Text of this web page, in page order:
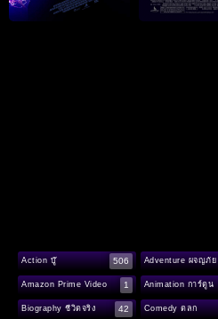
Action บู๊ 506 Adventure ผจญภัย
Amazon Prime Video 1 Animation การ์ตูน
Biography ชีวิตจริง 42 Comedy ตลก